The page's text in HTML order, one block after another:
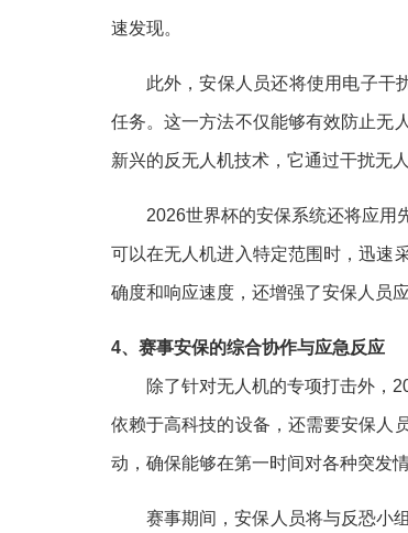
速发现。
此外，安保人员还将使用电子干
任务。这一方法不仅能够有效防止无
新兴的反无人机技术，它通过干扰无
2026世界杯的安保系统还将应用
可以在无人机进入特定范围时，迅速
确度和响应速度，还增强了安保人员
4、赛事安保的综合协作与应急反应
除了针对无人机的专项打击外，
依赖于高科技的设备，还需要安保人
动，确保能够在第一时间对各种突发
赛事期间，安保人员将与反恐小